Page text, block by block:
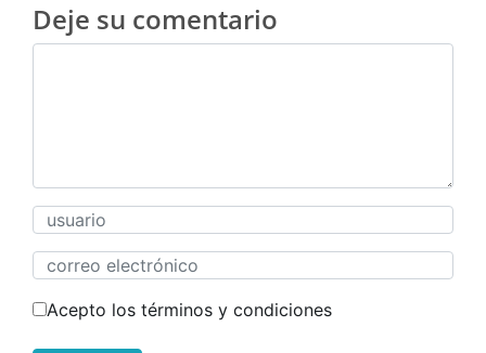
Deje su comentario
Acepto los términos y condiciones